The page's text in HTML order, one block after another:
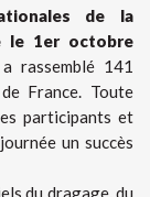
de la
le 1er octobre
rassemblé 141
France. Toute
participants et
un succès
du dragage, du